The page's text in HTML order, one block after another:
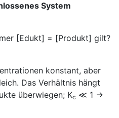
System
[Edukt] = [Produkt] gilt?
konstant, aber
Das Verhältnis hängt
überwiegen; Kc ≪ 1 →